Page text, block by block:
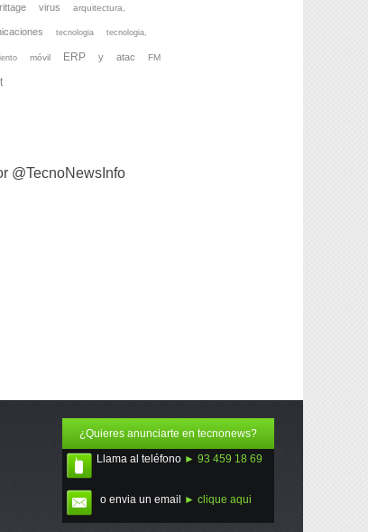
virus arquitectura,
tecnologia tecnologia,
móvil ERP y atac FM
@TecnoNewsInfo
¿Quieres anunciarte en tecnonews?
Llama al teléfono ► 93 459 18 69
o envia un email ► clique aqui